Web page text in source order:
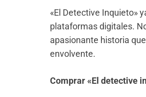
«El Detective Inquieto»
plataformas digitales.
apasionante historia
envolvente.
Comprar «El detective